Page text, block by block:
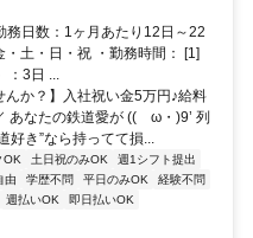
務日数：1ヶ月あたり12日～22
土・日・祝 ・勤務時間： [1]
3日 ...
か？】入社祝い金5万円♪給料
あなたの鉄道愛が ((ゝω・)9’ 列
き”なら持ってて損...
OK 土日祝のみOK
週1シフト提出
由 学歴不問 平日のみOK
経験不問
週払いOK
即日払いOK